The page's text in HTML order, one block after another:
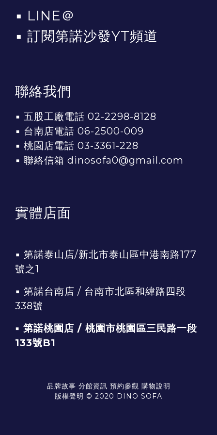
▪ LINE＠
▪ 訂閱第諾沙發YT頻道
聯絡我們
▪ 五股工廠電話 02-2298-8128
▪ 台南店電話 06-2500-009
▪ 桃園店電話 03-3361-228
▪ 聯絡信箱 dinosofa0@gmail.com
實體店面
▪ 第諾泰山店/新北市泰山區中港南路177
號之1
▪ 第諾台南店 / 台南市北區和緯路四段
338號
▪ 第諾桃園店 / 桃園市桃園區三民路一段
133號B1
品牌故事 分館資訊 預約參觀 購物說明
版權聲明 © 2020 DINO SOFA